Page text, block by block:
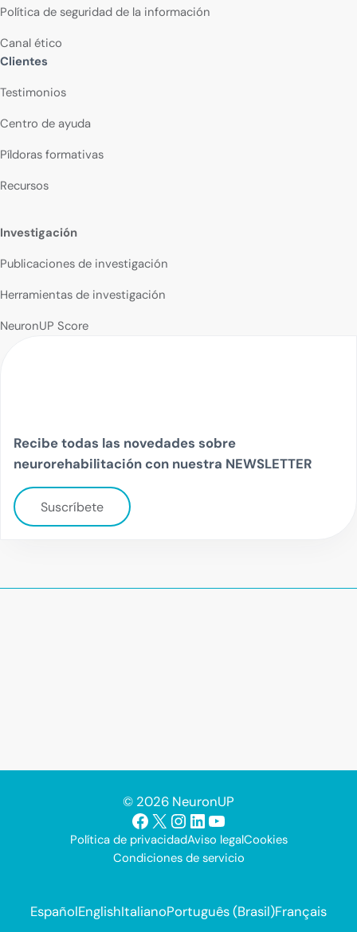
Política de seguridad de la información
Canal ético
Clientes
Testimonios
Centro de ayuda
Píldoras formativas
Recursos
Investigación
Publicaciones de investigación
Herramientas de investigación
NeuronUP Score
Recibe todas las novedades sobre
neurorehabilitación con nuestra NEWSLETTER
Suscríbete
© 2026 NeuronUP
Facebook
X Instagram
LinkedIn
YouTube
Política de privacidadAviso legalCookies
Condiciones de servicio
EspañolEnglishItalianoPortuguês (Brasil)Français